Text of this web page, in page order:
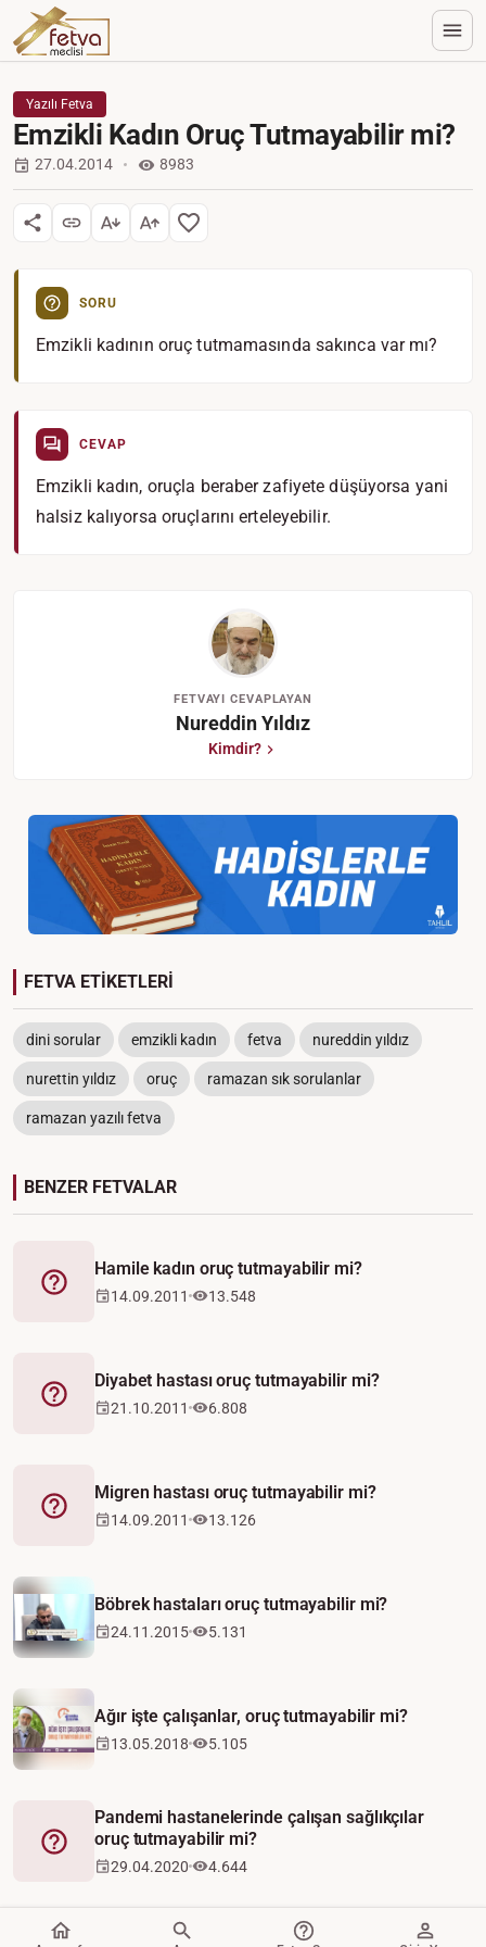
Yazılı Fetva
Emzikli Kadın Oruç Tutmayabilir mi?
27.04.2014 8983
SORU
Emzikli kadının oruç tutmamasında sakınca var mı?
CEVAP
Emzikli kadın, oruçla beraber zafiyete düşüyorsa yani
halsiz kalıyorsa oruçlarını erteleyebilir.
FETVAYI CEVAPLAYAN
Nureddin Yıldız
Kimdir?
FETVA ETİKETLERİ
dini sorular emzikli kadın fetva nureddin yıldız
nurettin yıldız oruç ramazan sık sorulanlar
ramazan yazılı fetva
BENZER FETVALAR
Fetva
Hamile kadın oruç tutmayabilir mi?
14.09.2011 13.548
Fetva
Diyabet hastası oruç tutmayabilir mi?
21.10.2011 6.808
Fetva
Migren hastası oruç tutmayabilir mi?
14.09.2011 13.126
Böbrek hastaları oruç tutmayabilir mi?
24.11.2015 5.131
Ağır işte çalışanlar, oruç tutmayabilir mi?
13.05.2018 5.105
Fetva
Pandemi hastanelerinde çalışan sağlıkçılar
oruç tutmayabilir mi?
29.04.2020 4.644